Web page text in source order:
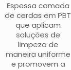
Espessa camada
de cerdas em PBT
que aplicam
soluções de
limpeza de
maneira uniforme
e promovem a